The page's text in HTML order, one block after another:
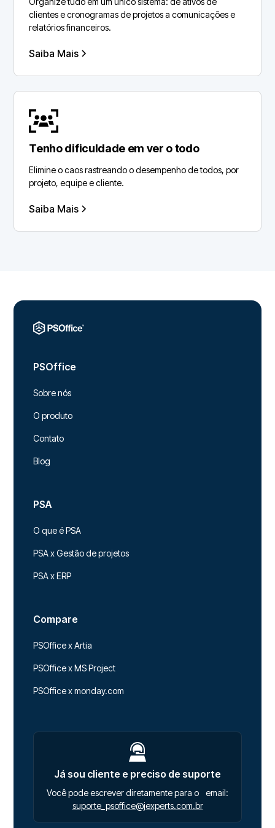
clientes e cronogramas de projetos a comunicações e
relatórios financeiros.
Saiba Mais
Tenho dificuldade em ver o todo
Elimine o caos rastreando o desempenho de todos, por
projeto, equipe e cliente.
Saiba Mais
PSOffice
Sobre nós
O produto
Contato
Blog
PSA
O que é PSA
PSA x Gestão de projetos
PSA x ERP
Compare
PSOffice x Artia
PSOffice x MS Project
PSOffice x monday.com
Já sou cliente e preciso de suporte
Você pode escrever diretamente para o email:
suporte_psoffice@jexperts.com.br